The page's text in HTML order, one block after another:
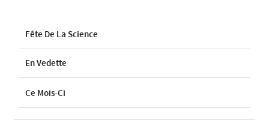
Fête De La Science
En Vedette
Ce Mois-Ci